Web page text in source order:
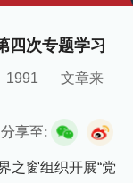
四次专题学习
1991
文章来
分享至:
之窗组织开展“党